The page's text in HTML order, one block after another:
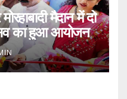
मैदान में दो
का हुआ आयोजन